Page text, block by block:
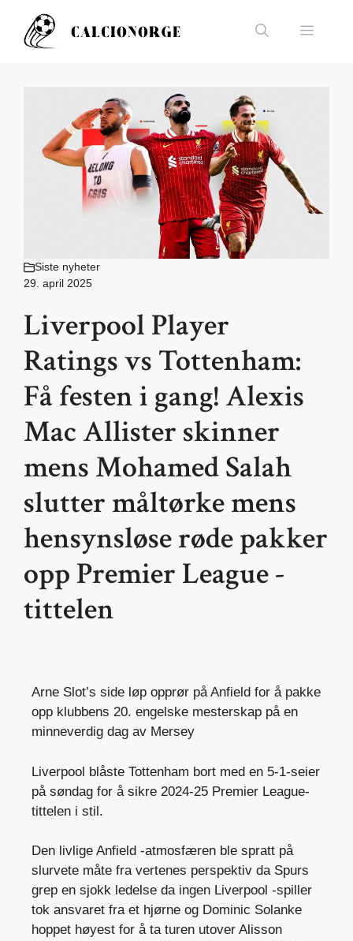
innhold
Meny
Siste nyheter
29. april 2025
Liverpool Player
Ratings vs Tottenham:
Få festen i gang! Alexis
Mac Allister skinner
mens Mohamed Salah
slutter måltørke mens
hensynsløse røde pakker
opp Premier League -
tittelen
Arne Slot’s side løp opprør på Anfield for å pakke
opp klubbens 20. engelske mesterskap på en
minneverdig dag av Mersey
Liverpool blåste Tottenham bort med en 5-1-seier
på søndag for å sikre 2024-25 Premier League-
tittelen i stil.
Den livlige Anfield -atmosfæren ble spratt på
slurvete måte fra vertenes perspektiv da Spurs
grep en sjokk ledelse da ingen Liverpool -spiller
tok ansvaret fra et hjørne og Dominic Solanke
hoppet høyest for å ta turen utover Alisson